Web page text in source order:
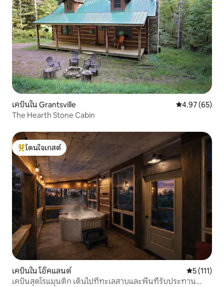
เคบินใน Grantsville คะแนนเฉลี่ย
4.97 (65)
The Hearth Stone Cabin
โดนใจเกสต์ที่สุด
โดนใจเกสต์
เคบินใน โอ๊คแลนด์ คะแนนเฉลี่
5 (111)
เคบินสุดโรแมนติก เดินไปที่ทะเลสาบและพื้นที่รับประทาน